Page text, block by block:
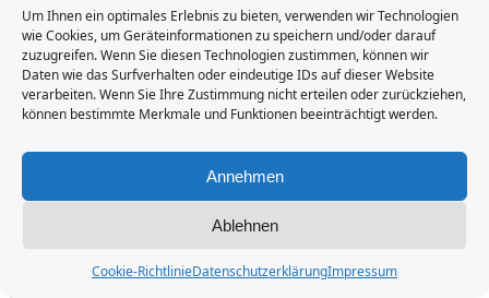
Um Ihnen ein optimales Erlebnis zu bieten, verwenden wir Technologien
wie Cookies, um Geräteinformationen zu speichern und/oder darauf
zuzugreifen. Wenn Sie diesen Technologien zustimmen, können wir
Daten wie das Surfverhalten oder eindeutige IDs auf dieser Website
verarbeiten. Wenn Sie Ihre Zustimmung nicht erteilen oder zurückziehen,
können bestimmte Merkmale und Funktionen beeinträchtigt werden.
Annehmen
Ablehnen
Cookie-RichtlinieDatenschutzerklärungImpressum
Seitenbesucher enthalten. Diese Daten stammen aus
interessenbezogener Werbung von Google sowie aus
Besucherdaten von Drittanbietern. Diese Daten können keiner
bestimmten Person zugeordnet werden. Sie können diese
Funktion jederzeit über die Anzeigeneinstellungen in Ihrem
durch Google Analytics wie im Punkt „Widerspruch gegen
Datenerfassung“ dargestellt generell untersagen.
Bei Google gespeicherte Daten auf Nutzer- und Ereignisebene,